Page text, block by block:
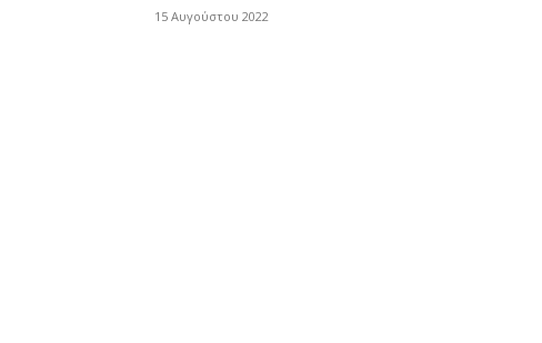
15 Αυγούστου 2022